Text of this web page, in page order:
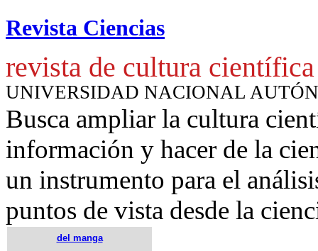
Revista Ciencias
revista de cultura científica
UNIVERSIDAD NACIONAL
Busca ampliar la cultura
información y hacer de la
un instrumento para el
puntos de vista desde la
del manga